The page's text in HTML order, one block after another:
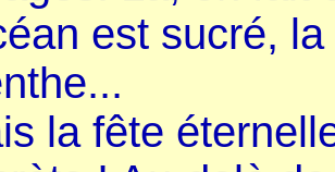
est sucré,
la fête